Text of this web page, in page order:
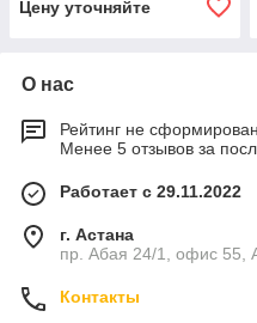
Цену уточняйте
О нас
Рейтинг не сформирован
Менее 5 отзывов за
Работает с 29.11.2022
г. Астана
пр. Абая 24/1, офис 55,
Контакты